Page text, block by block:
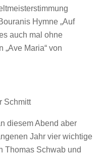
Hymne „Auf
auch mal ohne
Maria“ von
Schmitt
diesem Abend aber
Jahr vier wichtige
Thomas Schwab und